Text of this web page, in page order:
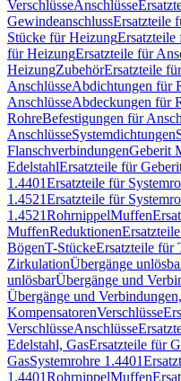
VerschlüsseAnschlüsse
GewindeanschlussErsatzteile
Stücke für Heizung
für HeizungErsatzteile für
HeizungZubehörErsatzteile
AnschlüsseAbdichtungen für
AnschlüsseAbdeckungen für
RohreBefestigungen für
AnschlüsseSystemdichtungen
FlanschverbindungenGeberit
EdelstahlErsatzteile für
1.4401Ersatzteile für
1.4521Ersatzteile für
1.4521RohrnippelMuffen
MuffenReduktionen
BögenT-StückeErsatzteile für
ZirkulationÜbergänge
unlösbarÜbergänge und
Übergänge und
KompensatorenVerschlüsse
VerschlüsseAnschlüsse
Edelstahl, GasErsatzteile für
GasSystemrohre 1.4401
1.4401RohrnippelMuffen